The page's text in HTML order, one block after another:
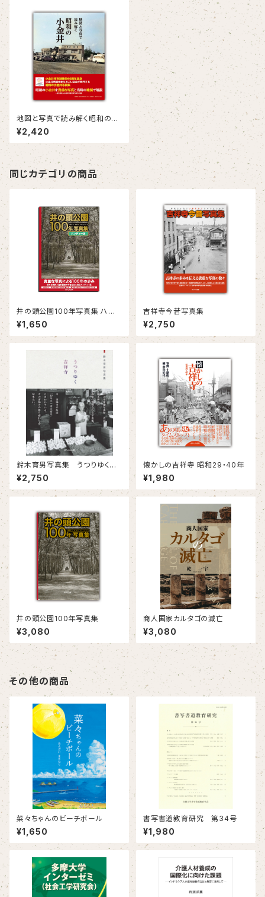
地図と写真で読み解く昭和の小
金井
¥2,420
同じカテゴリの商品
井の頭公園100年写真集 ハン
ディー版
¥1,650
吉祥寺今昔写真集
¥2,750
鈴木育男写真集 うつりゆく吉
祥寺
¥2,750
懐かしの吉祥寺 昭和29・40年
¥1,980
井の頭公園100年写真集
¥3,080
商人国家カルタゴの滅亡
¥3,080
その他の商品
菜々ちゃんのビーチボール
¥1,650
書写書道教育研究 第34号
¥1,980